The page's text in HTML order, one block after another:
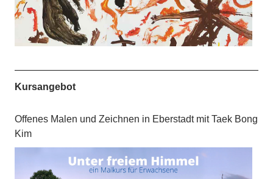
Kursangebot
Offenes Malen und Zeichnen in Eberstadt mit Taek Bong
Kim